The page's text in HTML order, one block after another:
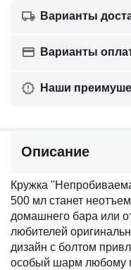
Варианты
Варианты
Наши
Описание
Кружка
500 мл станет
домашнего бара или
любителей
дизайн с болтом
особый шарм любому